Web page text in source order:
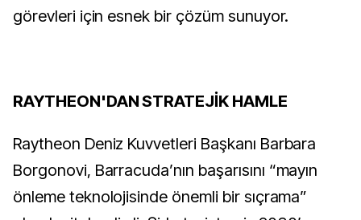
görevleri için esnek bir çözüm sunuyor.
RAYTHEON'DAN STRATEJİK HAMLE
Raytheon Deniz Kuvvetleri Başkanı Barbara
Borgonovi, Barracuda’nın başarısını “mayın
önleme teknolojisinde önemli bir sıçrama”